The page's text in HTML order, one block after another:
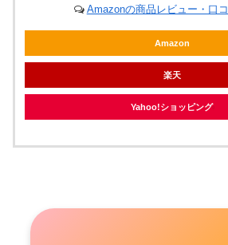
Amazonの商品レビュー・口
Amazon
楽天
Yahoo!ショッピング